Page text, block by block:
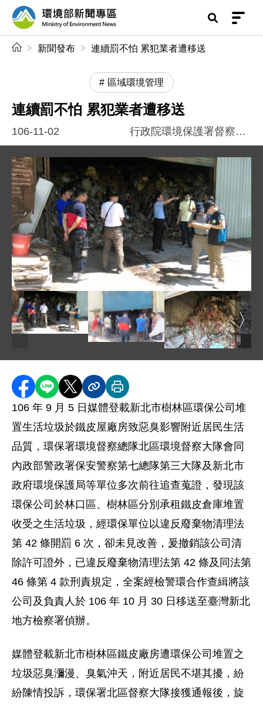
前往中央內容區塊
環境部新聞專區
新聞發布 連續罰不怕 累犯業者遭移送
區域環境管理
連續罰不怕 累犯業者遭移送
106-11-02 行政院環境保護署督察總隊
圖片說明：會同保七總隊聯合查察不肖清除業者林口
圖片說明：會同保七總隊聯合查察不肖清除業者林口
圖片說明：會同保七總隊聯合查察
圖
分享至 Facebook
分享到 LINE
分享到 X分享內容連結
列印本頁
106 年 9 月 5 日媒體登載新北市樹林區環保公司堆
置生活垃圾於鐵皮屋廠房致惡臭影響附近居民生活
品質，環保署環境督察總隊北區環境督察大隊會同
內政部警政署保安警察第七總隊第三大隊及新北市
政府環境保護局等單位多次前往追查蒐證，發現該
環保公司於林口區、樹林區分別承租鐵皮倉庫堆置
收受之生活垃圾，經環保單位以違反廢棄物清理法
第 42 條開罰 6 次，卻未見改善，爰撤銷該公司清
除許可證外，已違反廢棄物清理法第 42 條及同法第
46 條第 4 款刑責規定，全案經檢警環合作查緝將該
公司及負責人於 106 年 10 月 30 日移送至臺灣新北
地方檢察署偵辦。
媒體登載新北市樹林區鐵皮廠房遭環保公司堆置之
垃圾惡臭瀰漫、臭氣沖天，附近居民不堪其擾，紛
紛陳情投訴，環保署北區督察大隊接獲通報後，旋